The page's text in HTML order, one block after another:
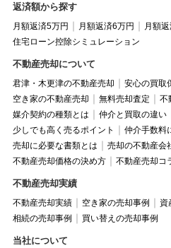
返済額から探す
月額返済5万円 月額返済6万円
月額
住宅ローン控除シミュレーション
不動産売却について
君津・木更津の不動産売却 安心の買取
空き家の不動産売却
無料売却査定 不
媒介契約の種類とは
仲介と買取の違い
少しでも高く売るポイント
仲介手数料
売却に必要な書類とは
売却の不動産会
不動産売却価格の決め方
不動産売却コ
不動産売却実績
不動産売却実績 空き家の売却事例
資
相続の売却事例
買い替えの売却事例
当社について